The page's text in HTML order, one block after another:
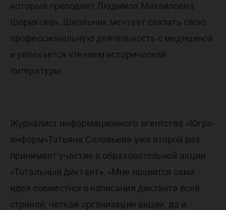
который преподает Людмила Михайловна
Шорикова». Школьник мечтает связать свою
профессиональную деятельность с медициной
и увлекается чтением исторической
литературы.
Журналист информационного агентства «Югра-
информ»Татьяна Соловьева уже второй раз
принимает участие в образовательной акции
«Тотальный диктант». «Мне нравится сама
идея совместного написания диктанта всей
страной, четкая организация акции, да и